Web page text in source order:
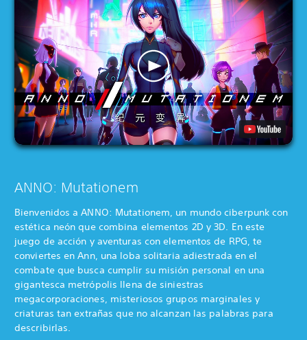
ANNO: Mutationem
Bienvenidos a ANNO: Mutationem, un mundo ciberpunk con
estética neón que combina elementos 2D y 3D. En este
juego de acción y aventuras con elementos de RPG, te
conviertes en Ann, una loba solitaria adiestrada en el
combate que busca cumplir su misión personal en una
gigantesca metrópolis llena de siniestras
megacorporaciones, misteriosos grupos marginales y
criaturas tan extrañas que no alcanzan las palabras para
describirlas.